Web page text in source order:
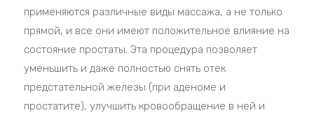
применяются различные виды массажа, а не только
прямой, и все они имеют положительное влияние на
состояние простаты. Эта процедура позволяет
уменьшить и даже полностью снять отек
предстательной железы (при аденоме и
простатите), улучшить кровообращение в ней и